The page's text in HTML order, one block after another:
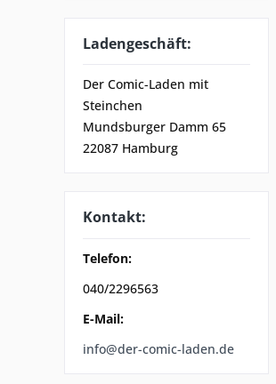
Ladengeschäft:
Der Comic-Laden mit
Steinchen
Mundsburger Damm 65
22087 Hamburg
Kontakt:
Telefon:
040/2296563
E-Mail:
info@der-comic-laden.de